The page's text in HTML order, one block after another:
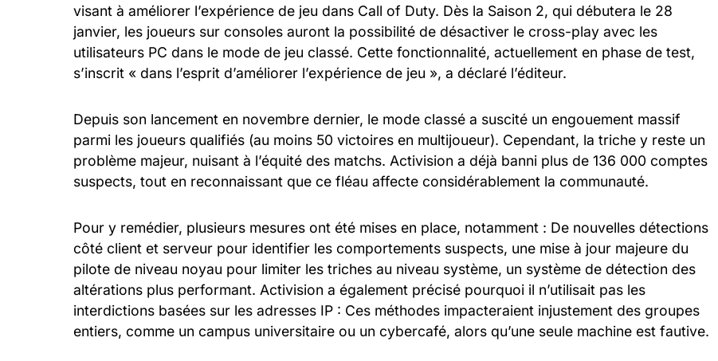
visant à améliorer l’expérience de jeu dans Call of Duty. Dès la Saison 2, qui débutera le 28
janvier, les joueurs sur consoles auront la possibilité de désactiver le cross-play avec les
utilisateurs PC dans le mode de jeu classé. Cette fonctionnalité, actuellement en phase de test,
s’inscrit « dans l’esprit d’améliorer l’expérience de jeu », a déclaré l’éditeur.
Depuis son lancement en novembre dernier, le mode classé a suscité un engouement massif
parmi les joueurs qualifiés (au moins 50 victoires en multijoueur). Cependant, la triche y reste un
problème majeur, nuisant à l’équité des matchs. Activision a déjà banni plus de 136 000 comptes
suspects, tout en reconnaissant que ce fléau affecte considérablement la communauté.
Pour y remédier, plusieurs mesures ont été mises en place, notamment : De nouvelles détections
côté client et serveur pour identifier les comportements suspects, une mise à jour majeure du
pilote de niveau noyau pour limiter les triches au niveau système, un système de détection des
altérations plus performant. Activision a également précisé pourquoi il n’utilisait pas les
interdictions basées sur les adresses IP : Ces méthodes impacteraient injustement des groupes
entiers, comme un campus universitaire ou un cybercafé, alors qu’une seule machine est fautive.